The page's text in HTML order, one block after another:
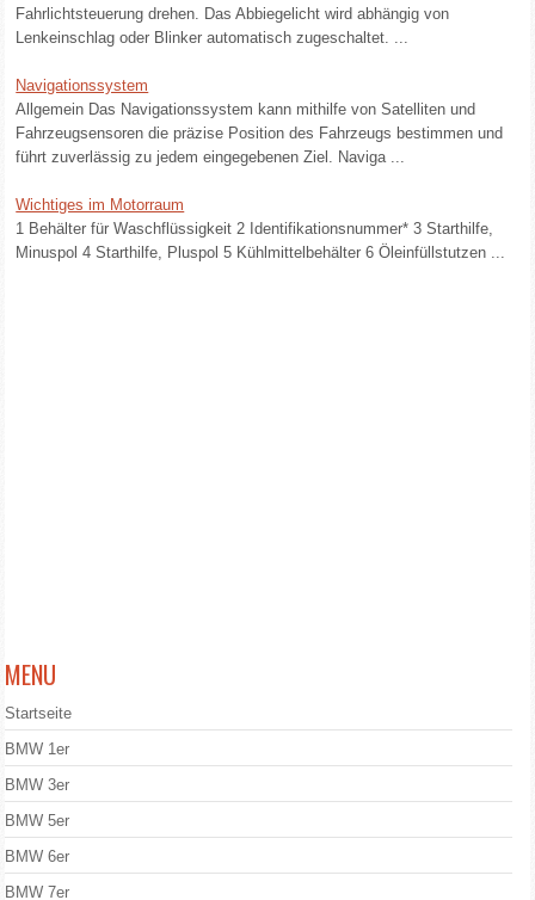
Fahrlichtsteuerung drehen. Das Abbiegelicht wird abhängig von
Lenkeinschlag oder Blinker automatisch zugeschaltet. ...
Navigationssystem
Allgemein Das Navigationssystem kann mithilfe von Satelliten und
Fahrzeugsensoren die präzise Position des Fahrzeugs bestimmen und
führt zuverlässig zu jedem eingegebenen Ziel. Naviga ...
Wichtiges im Motorraum
1 Behälter für Waschflüssigkeit 2 Identifikationsnummer* 3 Starthilfe,
Minuspol 4 Starthilfe, Pluspol 5 Kühlmittelbehälter 6 Öleinfüllstutzen ...
MENU
Startseite
BMW 1er
BMW 3er
BMW 5er
BMW 6er
BMW 7er